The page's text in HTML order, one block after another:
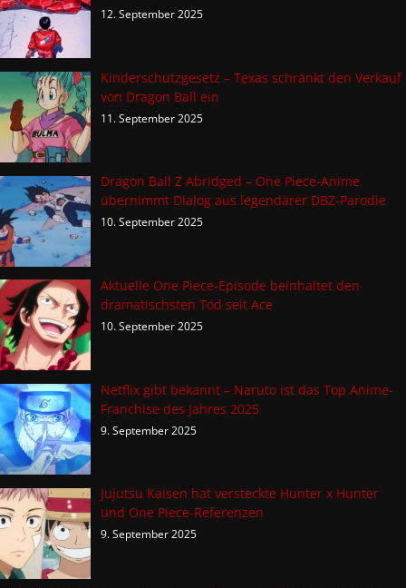
12. September 2025
Kinderschutzgesetz – Texas schränkt den Verkauf
von Dragon Ball ein
11. September 2025
Dragon Ball Z Abridged – One Piece-Anime
übernimmt Dialog aus legendärer DBZ-Parodie
10. September 2025
Aktuelle One Piece-Episode beinhaltet den
dramatischsten Tod seit Ace
10. September 2025
Netflix gibt bekannt – Naruto ist das Top Anime-
Franchise des Jahres 2025
9. September 2025
Jujutsu Kaisen hat versteckte Hunter x Hunter
und One Piece-Referenzen
9. September 2025